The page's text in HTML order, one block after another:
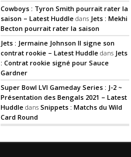
Cowboys : Tyron Smith pourrait rater la
saison – Latest Huddle dans Jets : Mekhi
Becton pourrait rater la saison
Jets : Jermaine Johnson II signe son
contrat rookie – Latest Huddle dans Jets
: Contrat rookie signé pour Sauce
Gardner
Super Bowl LVI Gameday Series : J-2 ~
Présentation des Bengals 2021 – Latest
Huddle dansSnippets : Matchs du Wild
Card Round